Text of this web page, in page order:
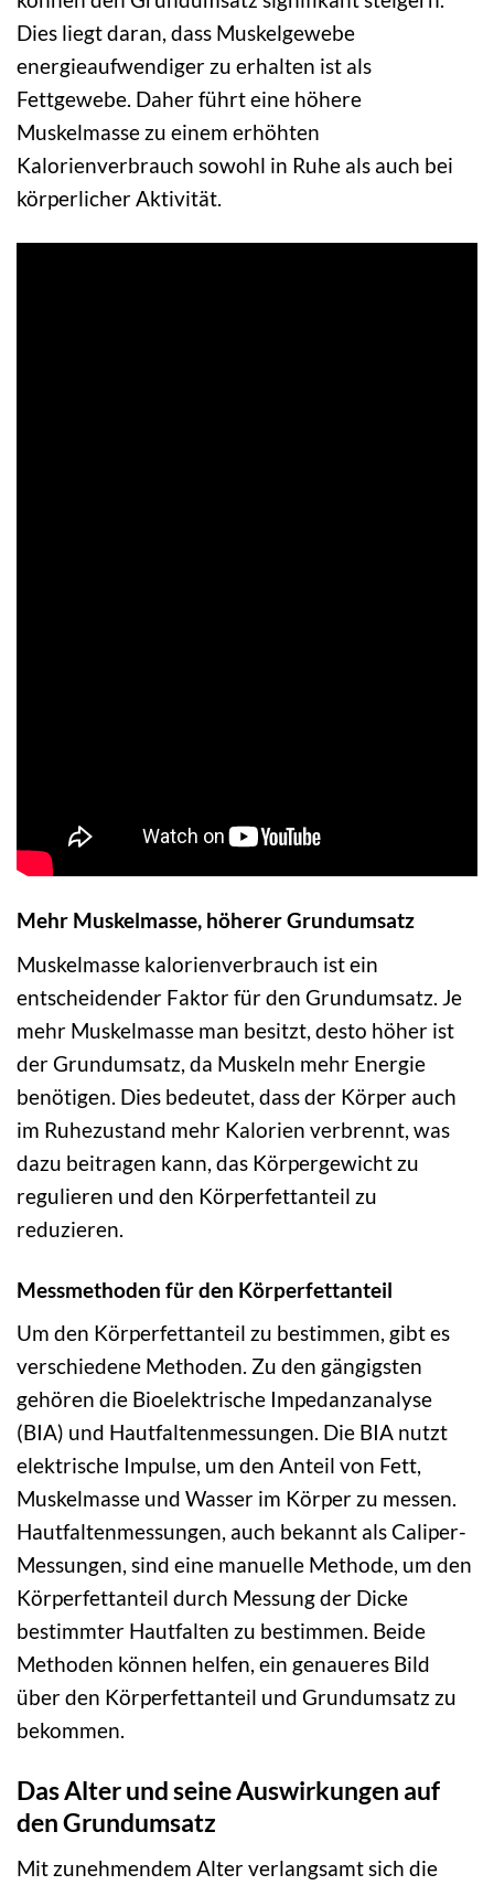
Dies liegt daran, dass Muskelgewebe
energieaufwendiger zu erhalten ist als
Fettgewebe. Daher führt eine höhere
Muskelmasse zu einem erhöhten
Kalorienverbrauch sowohl in Ruhe als auch bei
körperlicher Aktivität.
Mehr Muskelmasse, höherer Grundumsatz
Muskelmasse kalorienverbrauch ist ein
entscheidender Faktor für den Grundumsatz. Je
mehr Muskelmasse man besitzt, desto höher ist
der Grundumsatz, da Muskeln mehr Energie
benötigen. Dies bedeutet, dass der Körper auch
im Ruhezustand mehr Kalorien verbrennt, was
dazu beitragen kann, das Körpergewicht zu
regulieren und den Körperfettanteil zu
reduzieren.
Messmethoden für den Körperfettanteil
Um den Körperfettanteil zu bestimmen, gibt es
verschiedene Methoden. Zu den gängigsten
gehören die Bioelektrische Impedanzanalyse
(BIA) und Hautfaltenmessungen. Die BIA nutzt
elektrische Impulse, um den Anteil von Fett,
Muskelmasse und Wasser im Körper zu messen.
Hautfaltenmessungen, auch bekannt als Caliper-
Messungen, sind eine manuelle Methode, um den
Körperfettanteil durch Messung der Dicke
bestimmter Hautfalten zu bestimmen. Beide
Methoden können helfen, ein genaueres Bild
über den Körperfettanteil und Grundumsatz zu
bekommen.
Das Alter und seine Auswirkungen auf
den Grundumsatz
Mit zunehmendem Alter verlangsamt sich die